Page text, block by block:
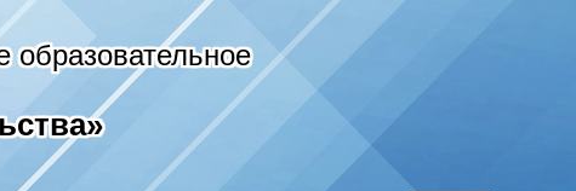
образовательное